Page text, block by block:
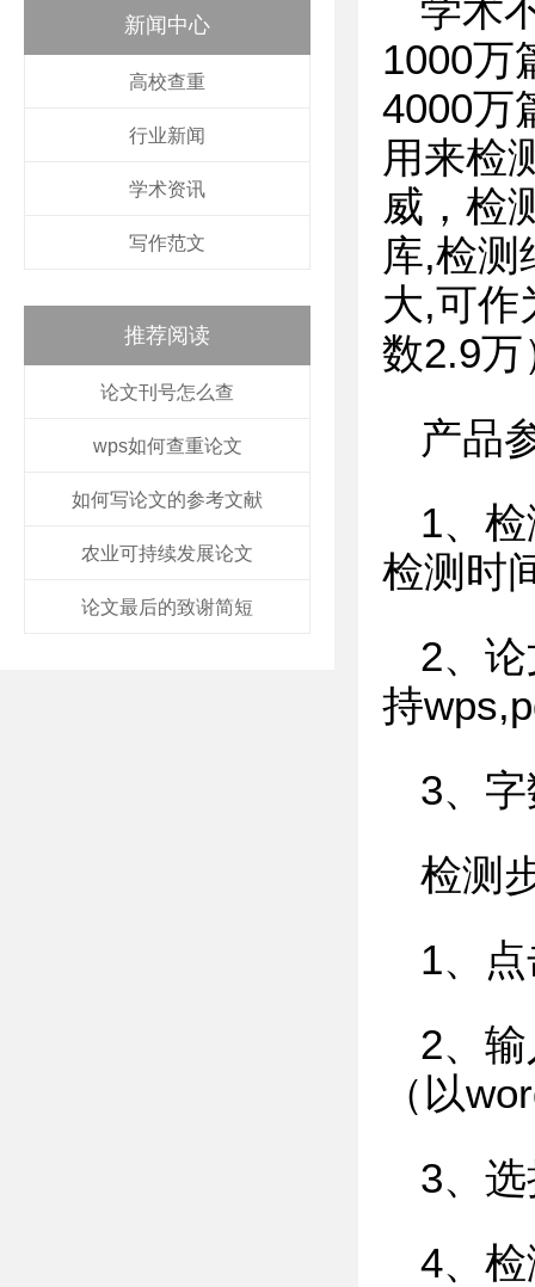
新闻中心
高校查重
行业新闻
学术资讯
写作范文
推荐阅读
论文刊号怎么查
wps如何查重论文
如何写论文的参考文献
农业可持续发展论文
论文最后的致谢简短
学术
1000万
4000万
用来检
威，检
库,检测
大,可作
数2.9万
产品
1、
检测时
2、
持
3、
检测
1、
2、
（以
3、
4、